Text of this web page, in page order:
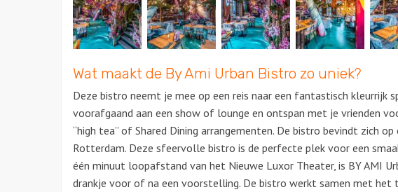
Wat maakt de By Ami Urban Bistro zo uniek?
Deze bistro neemt je mee op een reis naar een fantastisch kleurrijk
voorafgaand aan een show of lounge en ontspan met je vrienden
“high tea” of Shared Dining arrangementen. De bistro bevindt zich
Rotterdam. Deze sfeervolle bistro is de perfecte plek voor een
één minuut loopafstand van het Nieuwe Luxor Theater, is BY AMI
drankje voor of na een voorstelling. De bistro werkt samen met het